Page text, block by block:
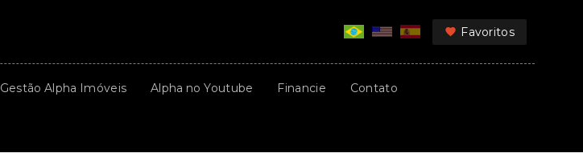
Favoritos
Gestão Alpha Imóveis Alpha no Youtube Financie Contato